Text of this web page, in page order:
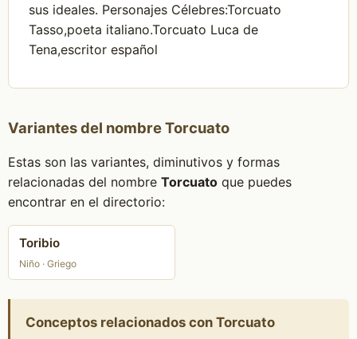
sus ideales. Personajes Célebres:Torcuato
Tasso,poeta italiano.Torcuato Luca de
Tena,escritor español
Variantes del nombre Torcuato
Estas son las variantes, diminutivos y formas
relacionadas del nombre Torcuatoque puedes
encontrar en el directorio:
Toribio
Niño · Griego
Conceptos relacionados con Torcuato